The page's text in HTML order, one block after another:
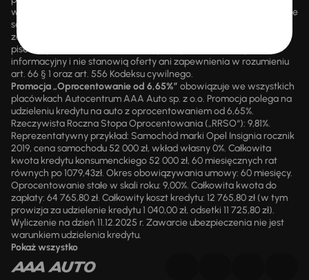
wsteczną. Szczegółowe informacje o zasadach promocji udzielane
są przez upoważnionych pracowników AAA AUTO. AAA AUTO
zastrzega sobie prawo do zawarcia umowy wyłącznie w formie
pisemnej. Prezentowane informacje mają charakter wyłącznie
informacyjny i nie stanowią oferty ani zapewnienia w rozumieniu
art. 66 § 1 oraz art. 556 Kodeksu cywilnego.
Promocja „Oprocentowanie od 6,65%” obowiązuje we wszystkich
placówkach Autocentrum AAA Auto sp. z o.o. Promocja polega na
udzieleniu kredytu na auto z oprocentowaniem od 6,65%.
Rzeczywista Roczna Stopa Oprocentowania („RRSO“): 9,81%.
Reprezentatywny przykład: Samochód marki Opel Insignia rocznik
2019, cena samochodu 52 000 zł, wkład własny 0%. Całkowita
kwota kredytu konsumenckiego 52 000 zł, 60 miesięcznych rat
równych po 1079,43zł. Okres obowiązywania umowy: 60 miesięcy.
Oprocentowanie stałe w skali roku: 9,00%. Całkowita kwota do
zapłaty: 64 765,80 zł. Całkowity koszt kredytu: 12 765,80 zł (w tym
prowizja za udzielenie kredytu 1 040,00 zł, odsetki 11 725,80 zł).
Wyliczenie na dzień 11.12.2025 r. Zawarcie ubezpieczenia nie jest
warunkiem udzielenia kredytu.
Pokaż wszystko